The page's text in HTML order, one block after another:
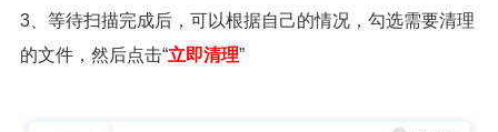
3、等待扫描完成后，可以根据自己的情况，勾选需要清理
的文件，然后点击“立即清理”